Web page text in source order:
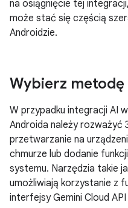
na osiągnięcie tej
może stać się częścią
Androidzie.
Wybierz metodę
W przypadku integracji AI
Androida należy
przetwarzanie na
chmurze lub dodanie
systemu. Narzędzia takie
umożliwiają korzystanie z
interfejsy Gemini Cloud